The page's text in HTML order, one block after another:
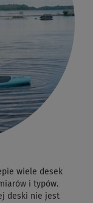
wiele desek
i typów.
deski nie jest